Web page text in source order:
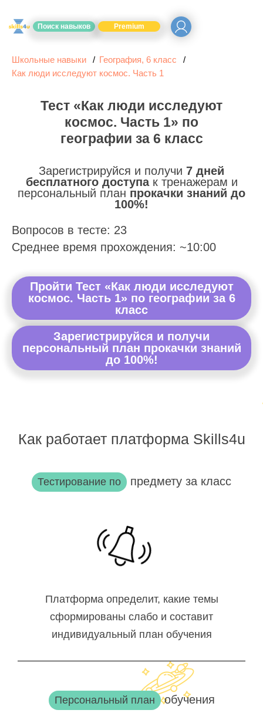
Поиск навыков Premium
Школьные навыки
География, 6 класс
Как люди исследуют космос. Часть 1
Тест «Как люди исследуют
космос. Часть 1» по
географии за 6 класс
Зарегистрируйся и получи 7 дней
бесплатного доступак тренажерам и
персональный план прокачки знаний до
100%!
Вопросов в тесте: 23
Среднее время прохождения: ~10:00
Пройти Тест «Как люди исследуют
космос. Часть 1» по географии за 6
класс
Зарегистрируйся и получи
персональный план прокачки знаний
до 100%!
Как работает платформа Skills4u
Тестирование по предмету за класс
Платформа определит, какие темы
сформированы слабо и составит
индивидуальный план обучения
Персональный план обучения